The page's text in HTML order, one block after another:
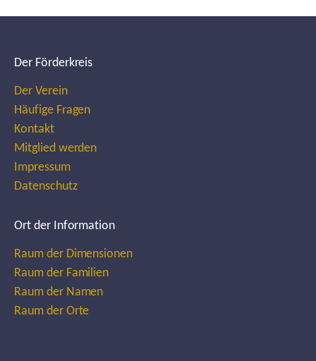
Der Förderkreis
Der Verein
Häufige Fragen
Kontakt
Mitglied werden
Impressum
Datenschutz
Ort der Information
Raum der Dimensionen
Raum der Familien
Raum der Namen
Raum der Orte